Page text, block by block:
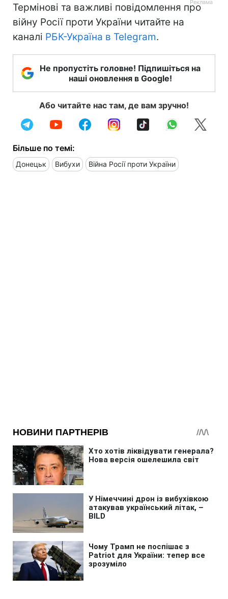
Термінові та важливі повідомлення про
війну Росії проти України читайте на
каналі РБК-Україна в Telegram.
Не пропустіть головне! Підпишіться на
наші оновлення в Google!
Або читайте нас там, де вам зручно!
Більше по темі:
Донецьк Вибухи Війна Росії проти України